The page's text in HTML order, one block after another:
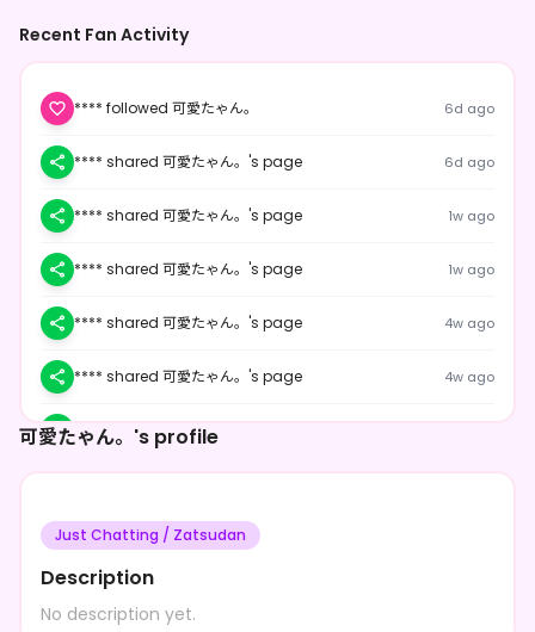
可愛たゃん。's profile
Just Chatting / Zatsudan
Description
No description yet.
Recent Fan Activity
**** followed 可愛たゃん。 6d ago
**** shared 可愛たゃん。's page 6d ago
**** shared 可愛たゃん。's page 1w ago
**** shared 可愛たゃん。's page 1w ago
**** shared 可愛たゃん。's page 4w ago
**** shared 可愛たゃん。's page 4w ago
**** shared 可愛たゃん。's page